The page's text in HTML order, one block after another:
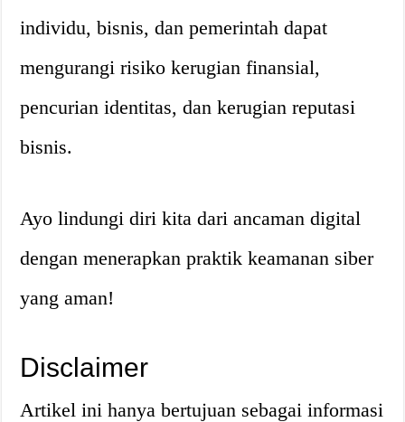
individu, bisnis, dan pemerintah dapat
mengurangi risiko kerugian finansial,
pencurian identitas, dan kerugian reputasi
bisnis.
Ayo lindungi diri kita dari ancaman digital
dengan menerapkan praktik keamanan siber
yang aman!
Disclaimer
Artikel ini hanya bertujuan sebagai informasi